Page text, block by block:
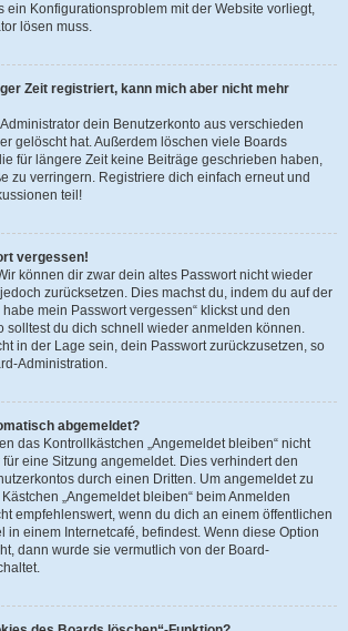
ein Konfigurationsproblem mit der Website vorliegt,
lösen muss.
Zeit registriert, kann mich aber nicht mehr
dein Benutzerkonto aus verschieden
gelöscht hat. Außerdem löschen viele Boards
für längere Zeit keine Beiträge geschrieben haben,
zu verringern. Registriere dich einfach erneut und
teil!
vergessen!
können dir zwar dein altes Passwort nicht wieder
zurücksetzen. Dies machst du, indem du auf der
mein Passwort vergessen“ klickst und den
solltest du dich schnell wieder anmelden können.
in der Lage sein, dein Passwort zurückzusetzen, so
Administration.
abgemeldet?
das Kontrollkästchen „Angemeldet bleiben“ nicht
eine Sitzung angemeldet. Dies verhindert den
durch einen Dritten. Um angemeldet zu
„Angemeldet bleiben“ beim Anmelden
empfehlenswert, wenn du dich an einem öffentlichen
in einem Internetcafé, befindest. Wenn diese Option
dann wurde sie vermutlich von der Board-